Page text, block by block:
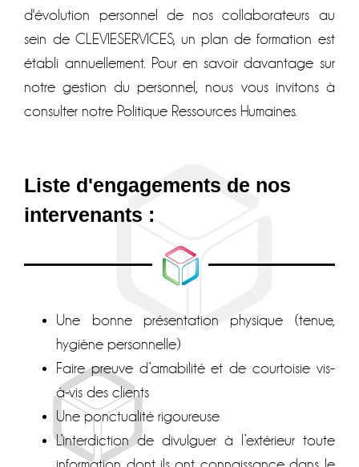
d'évolution personnel de nos collaborateurs au
sein de CLEVIESERVICES, un plan de formation est
établi annuellement. Pour en savoir davantage sur
notre gestion du personnel, nous vous invitons à
consulter notre Politique Ressources Humaines.
Liste d'engagements de nos
intervenants :
Une bonne présentation physique (tenue,
hygiène personnelle)
Faire preuve d’amabilité et de courtoisie vis-
à-vis des clients
Une ponctualité rigoureuse
L’interdiction de divulguer à l’extérieur toute